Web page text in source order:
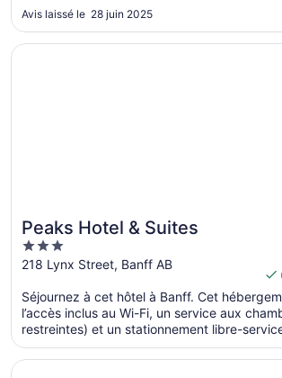
Avis laissé le 28 juin 2025
Peaks Hotel & Suites
3
out
5
218 Lynx Street, Banff AB
Séjournez à cet hôtel à Banff. Cet
l’accès inclus au Wi-Fi, un service aux
restreintes) et un stationnement libre-
S’ouvre dans une nouvelle fenêtre
Peaks Hotel & Suites
S’ouvre dans une nouvelle fenêtre
Bow View Lodge